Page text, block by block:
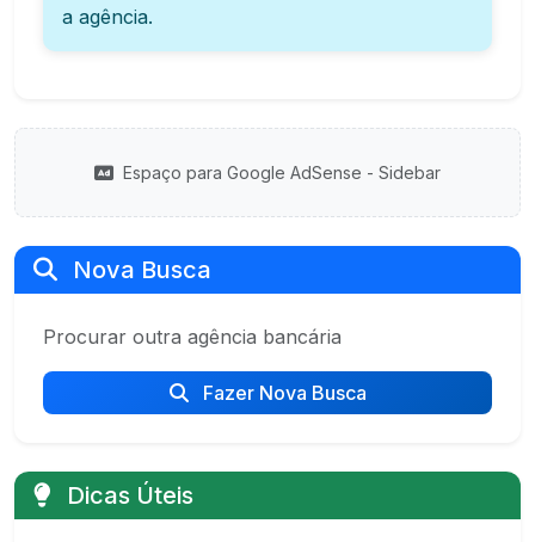
a agência.
Espaço para Google AdSense - Sidebar
Nova Busca
Procurar outra agência bancária
Fazer Nova Busca
Dicas Úteis